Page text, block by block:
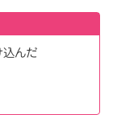
込んだ